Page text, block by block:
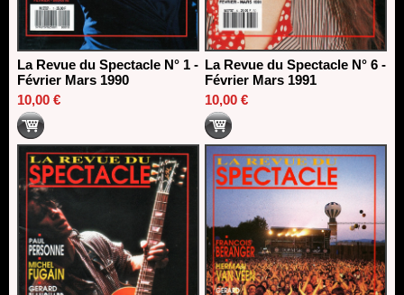
La Revue du Spectacle N° 1 -
Février Mars 1990
10,00 €
La Revue du Spectacle N° 6 -
Février Mars 1991
10,00 €